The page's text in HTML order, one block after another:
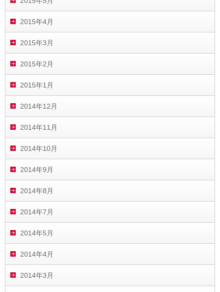
2015年4月
2015年3月
2015年2月
2015年1月
2014年12月
2014年11月
2014年10月
2014年9月
2014年8月
2014年7月
2014年5月
2014年4月
2014年3月